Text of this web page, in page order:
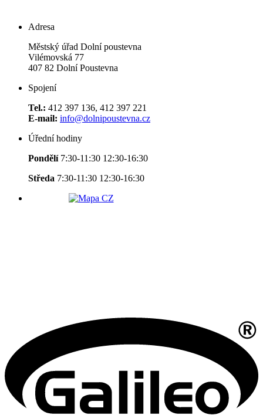
Adresa
Městský úřad Dolní poustevna
Vilémovská 77
407 82 Dolní Poustevna
Spojení
Tel.: 412 397 136, 412 397 221
E-mail: info@dolnipoustevna.cz
Úřední hodiny
Pondělí 7:30-11:30 12:30-16:30
Středa 7:30-11:30 12:30-16:30